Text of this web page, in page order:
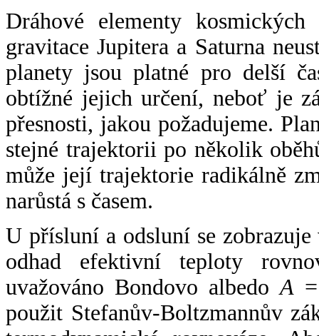
Dráhové elementy
gravitace Jupitera a Saturna
planety jsou platné pro delší
obtížné jejich určení, neboť je
přesnosti, jakou požadujeme.
stejné trajektorii po několik
může její trajektorie radikálně
narůstá s časem.
U přísluní a odsluní se
odhad efektivní teploty
uvažováno Bondovo albedoA
použit Stefanův-Boltzmannův